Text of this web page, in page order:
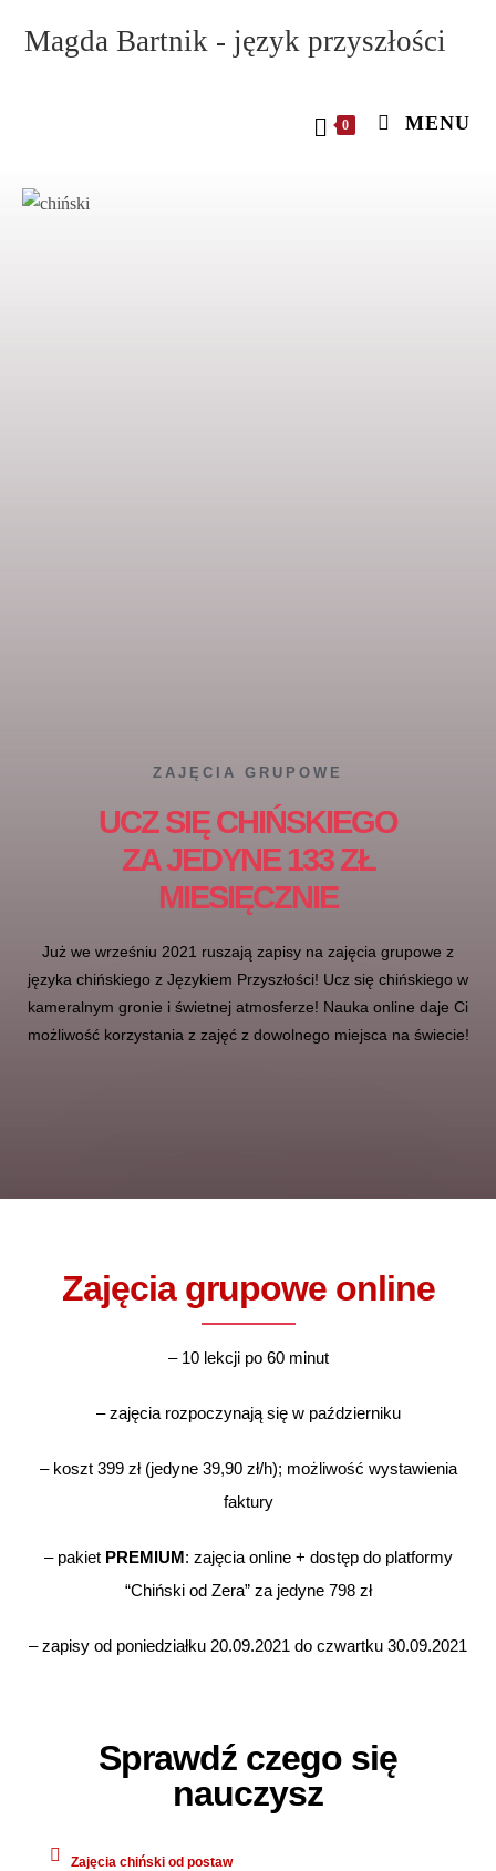
Magda Bartnik - język przyszłości
0 MENU
ZAJĘCIA GRUPOWE
UCZ SIĘ CHIŃSKIEGO
ZA JEDYNE 133 ZŁ
MIESIĘCZNIE
Już we wrześniu 2021 ruszają zapisy na zajęcia grupowe z
języka chińskiego z Językiem Przyszłości! Ucz się chińskiego w
kameralnym gronie i świetnej atmosferze! Nauka online daje Ci
możliwość korzystania z zajęć z dowolnego miejsca na świecie!
Zajęcia grupowe online
– 10 lekcji po 60 minut
– zajęcia rozpoczynają się w październiku
– koszt 399 zł (jedyne 39,90 zł/h); możliwość wystawienia
faktury
– pakiet PREMIUM: zajęcia online + dostęp do platformy
“Chiński od Zera” za jedyne 798 zł
– zapisy od poniedziałku 20.09.2021 do czwartku 30.09.2021
Sprawdź czego się
nauczysz
Zajęcia chiński od postaw​